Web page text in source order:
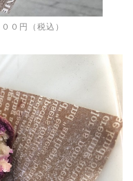
０円（税込）